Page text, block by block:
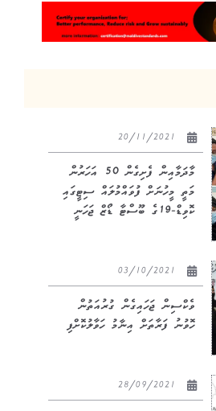
މާދަމާއިން ފެށިގެން 50 އަހަރުން
މަތީ މީހުނަށް ފުވައްމުލައް ސިޓީގައި
ކޮވިޑް-19ގެ ބޫސްޓާ ޑޯޒް ޖަހަނީ
ވެކްސިން ޖަހައިގެން ގުރުއަތުން
ހޮވުނު ފަރާތަށް އިނާމު ހަވާލުކޮށްފި